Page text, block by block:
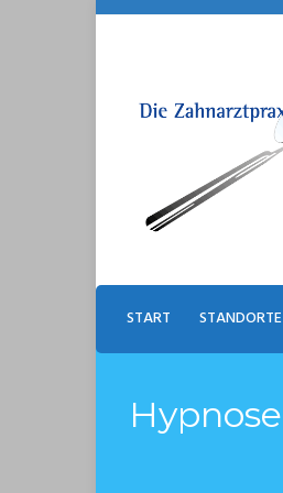
Skip
START STANDORTE
Hypnose